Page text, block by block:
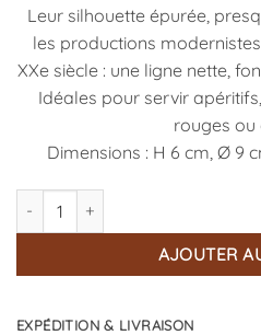
Leur silhouette épurée,
les productions
XXe siècle : une ligne nette,
Idéales pour servir
rouges ou
Dimensions : H 6 cm, Ø 9
AJOUTER
EXPÉDITION & LIVRAISON